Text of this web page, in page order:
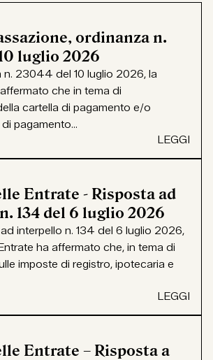
ordinanza n.
luglio 2026
n. 23044 del 10 luglio 2026, la
che in tema di
cartella di pagamento e/o
pagamento...
LEGGI
Entrate - Risposta ad
134 del 6 luglio 2026
interpello n. 134 del 6 luglio 2026,
ha affermato che, in tema di
imposte di registro, ipotecaria e
LEGGI
Entrate – Risposta a